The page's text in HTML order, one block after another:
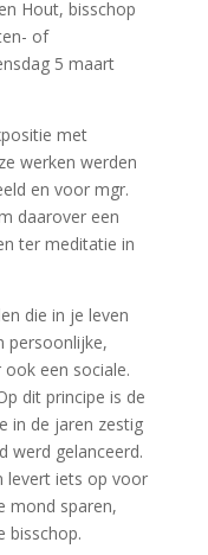
Hout, bisschop
of
5 maart
met
werken werden
en voor mgr.
daarover een
ter meditatie in
die in je leven
persoonlijke,
een sociale.
dit principe is de
in de jaren zestig
werd gelanceerd.
levert iets op voor
mond sparen,
bisschop.